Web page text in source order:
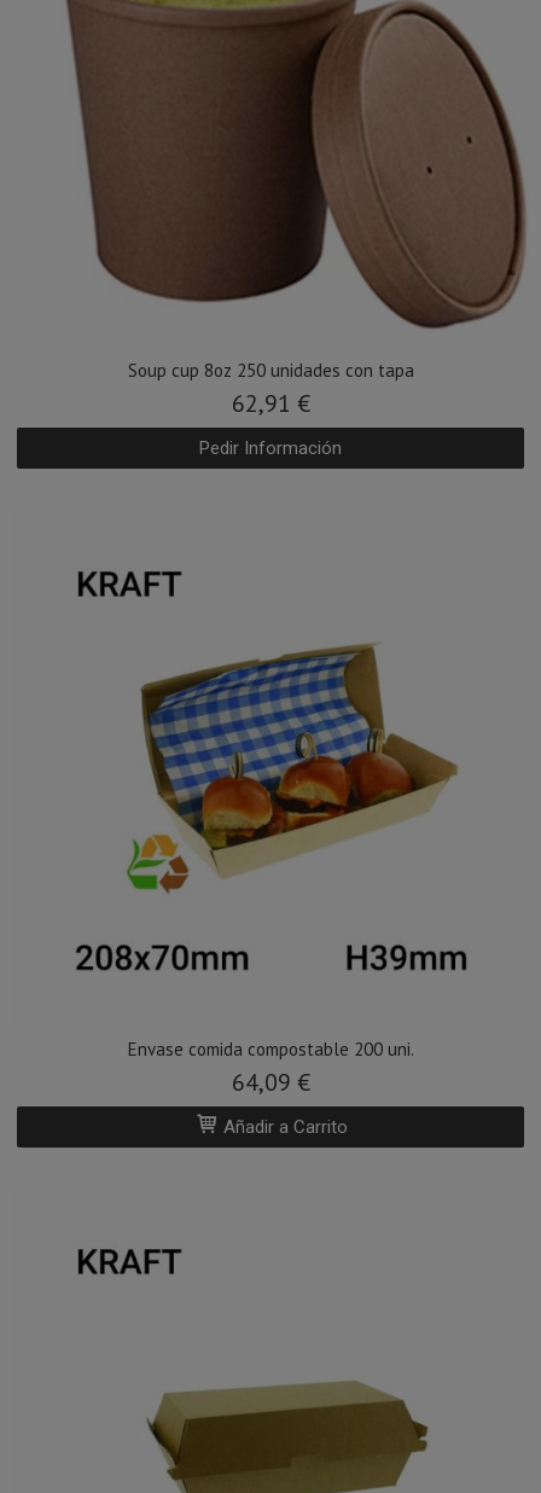
Soup cup 8oz 250 unidades con tapa
62,91 €
Pedir Información
Envase comida compostable 200 uni.
64,09 €
Añadir a Carrito